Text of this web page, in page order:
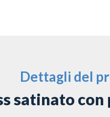
Dettagli del
satinato